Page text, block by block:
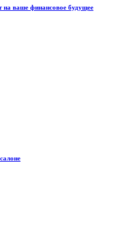
на ваше финансовое будущее